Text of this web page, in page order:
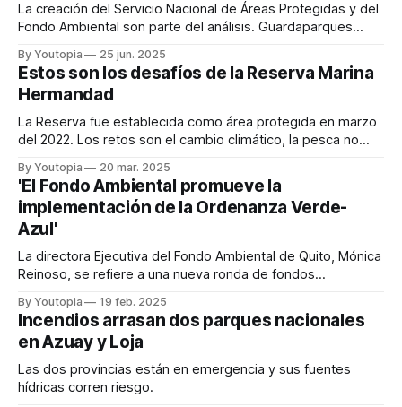
La creación del Servicio Nacional de Áreas Protegidas y del
Fondo Ambiental son parte del análisis. Guardaparques
By Youtopia 25 jun. 2025
Estos son los desafíos de la Reserva Marina
Hermandad
La Reserva fue establecida como área protegida en marzo
del 2022. Los retos son el cambio climático, la pesca no
By Youtopia 20 mar. 2025
'El Fondo Ambiental promueve la
implementación de la Ordenanza Verde-
Azul'
La directora Ejecutiva del Fondo Ambiental de Quito, Mónica
Reinoso, se refiere a una nueva ronda de fondos
By Youtopia 19 feb. 2025
Incendios arrasan dos parques nacionales
en Azuay y Loja
Las dos provincias están en emergencia y sus fuentes
hídricas corren riesgo.